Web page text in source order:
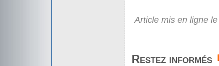
Article mis en ligne
Restez informés